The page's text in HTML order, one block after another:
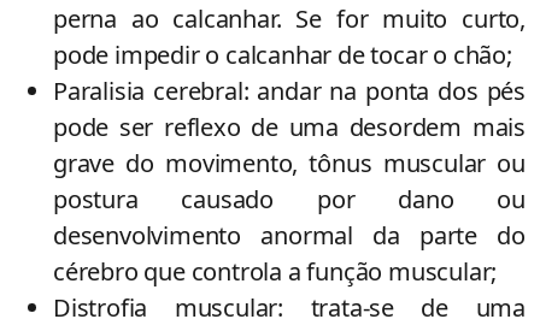
perna ao calcanhar. Se for muito curto,
pode impedir o calcanhar de tocar o chão;
Paralisia cerebral: andar na ponta dos pés
pode ser reflexo de uma desordem mais
grave do movimento, tônus muscular ou
postura causado por dano ou
desenvolvimento anormal da parte do
cérebro que controla a função muscular;
Distrofia muscular: trata-se de uma